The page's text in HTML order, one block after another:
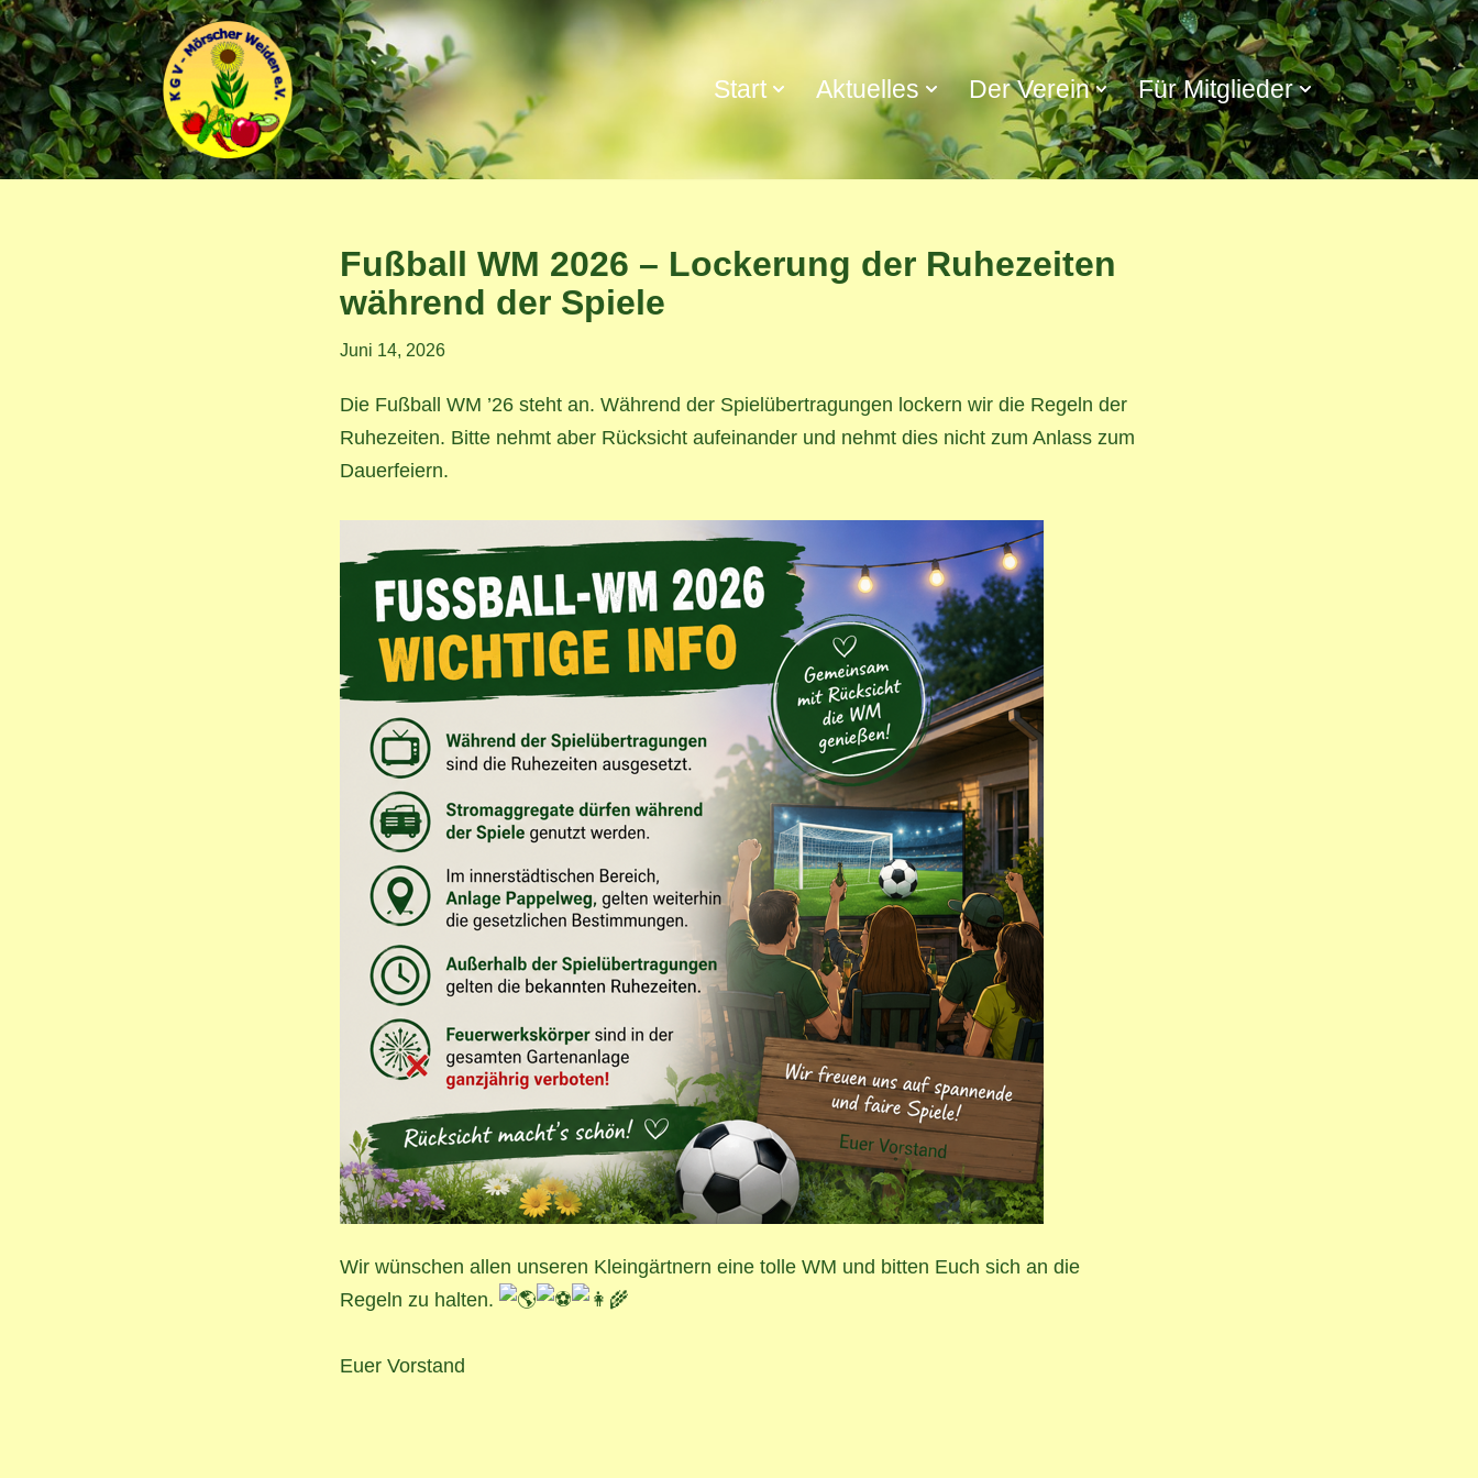
Zum
Inhalt
springen
Start Aktuelles Der Verein Für Mitglieder
Fußball WM 2026 – Lockerung der Ruhezeiten
während der Spiele
Juni 14, 2026
Die Fußball WM ’26 steht an. Während der Spielübertragungen lockern wir die Regeln der
Ruhezeiten. Bitte nehmt aber Rücksicht aufeinander und nehmt dies nicht zum Anlass zum
Dauerfeiern.
Wir wünschen allen unseren Kleingärtnern eine tolle WM und bitten Euch sich an die
Regeln zu halten.
Euer Vorstand